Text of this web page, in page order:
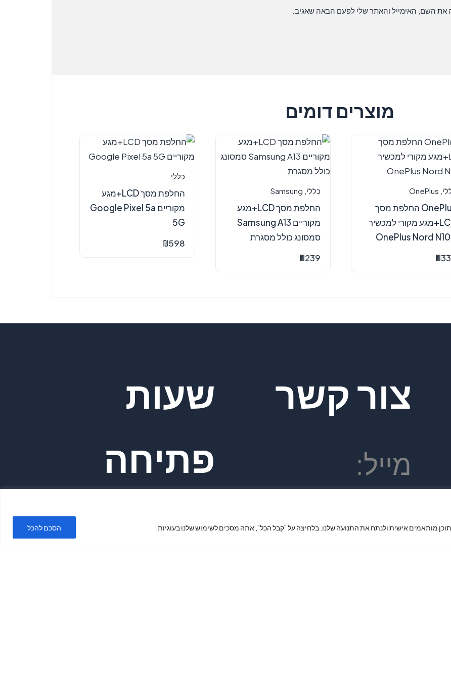
מותאמים אישית ולנתח את התנועה שלנו. בלחיצה על "קבל הכל", אתה מסכים לשימוש שלנו בעוגיות. הסכם להכל
את השם, האימייל והאתר שלי לפעם הבאה שאגיב.
מוצרים דומים
OnePlus
OnePlus החלפת מסך
LCD+מגע מקורי למכשיר
OnePlus Nord
₪
כללי Samsung
החלפת מסך LCD+מגע
מקוריים Samsung A13
סמסונג כולל מסגרת
₪239
כללי
החלפת מסך LCD+מגע
מקוריים Google Pixel 5a
5G
₪598
שעות
פתיחה
ימים א'-ה'
צור קשר
מייל:
king7phone